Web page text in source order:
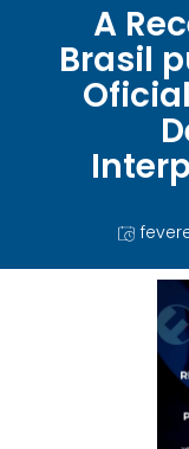
A
Brasil